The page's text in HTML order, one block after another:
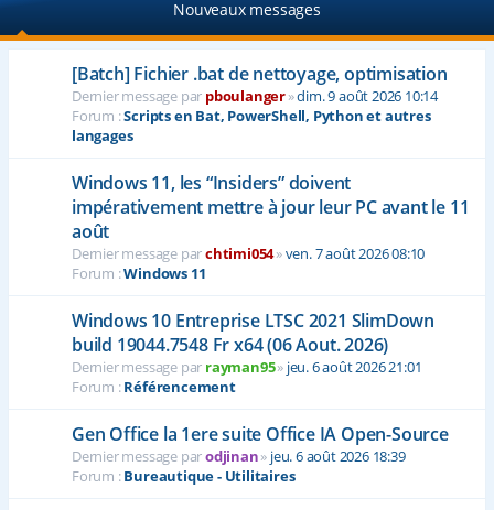
Nouveaux messages
[Batch] Fichier .bat de nettoyage, optimisation
Dernier message par pboulanger»dim. 9 août 2026 10:14
Forum :Scripts en Bat, PowerShell, Python et autres
langages
Windows 11, les “Insiders” doivent
impérativement mettre à jour leur PC avant le 11
août
Dernier message parchtimi054»ven. 7 août 2026 08:10
Forum :Windows 11
Windows 10 Entreprise LTSC 2021 SlimDown
build 19044.7548 Fr x64 (06 Aout. 2026)
Dernier message par rayman95» jeu. 6 août 2026 21:01
Forum :Référencement
Gen Office la 1ere suite Office IA Open-Source
Dernier message parodjinan» jeu. 6 août 2026 18:39
Forum :Bureautique - Utilitaires